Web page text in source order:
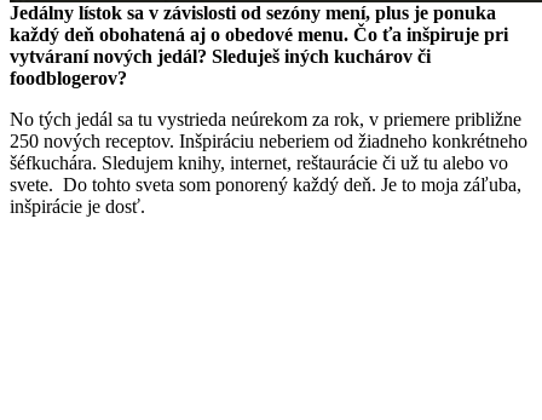
Jedálny lístok sa v závislosti od sezóny mení, plus je ponuka
každý deň obohatená aj o obedové menu. Čo ťa inšpiruje pri
vytváraní nových jedál? Sleduješ iných kuchárov či
foodblogerov?
No tých jedál sa tu vystrieda neúrekom za rok, v priemere približne
250 nových receptov. Inšpiráciu neberiem od žiadneho konkrétneho
šéfkuchára. Sledujem knihy, internet, reštaurácie či už tu alebo vo
svete. Do tohto sveta som ponorený každý deň. Je to moja záľuba,
inšpirácie je dosť.